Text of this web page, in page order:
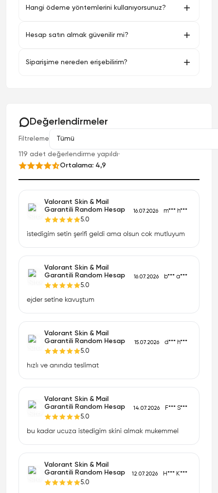
Hangi ödeme yöntemlerini kullanıyorsunuz?
Hesap satın almak güvenilir mi?
Siparişime nereden erişebilirim?
Değerlendirmeler
Filtreleme
119 adet değerlendirme yapıldı·
Ortalama: 4,9
Valorant Skin & Mail
Garantili Random Hesap
5.0
16.07.2026 m*** h***
istedigim setin şerifi geldi ama olsun cok mutluyum
Valorant Skin & Mail
Garantili Random Hesap
5.0
16.07.2026 b*** a***
ejder setine kavuştum
Valorant Skin & Mail
Garantili Random Hesap
5.0
15.07.2026 d*** h***
hızlı ve anında teslimat
Valorant Skin & Mail
Garantili Random Hesap
5.0
14.07.2026 F*** S***
bu kadar ucuza istedigim skini almak mukemmel
Valorant Skin & Mail
Garantili Random Hesap
5.0
12.07.2026 H*** K***